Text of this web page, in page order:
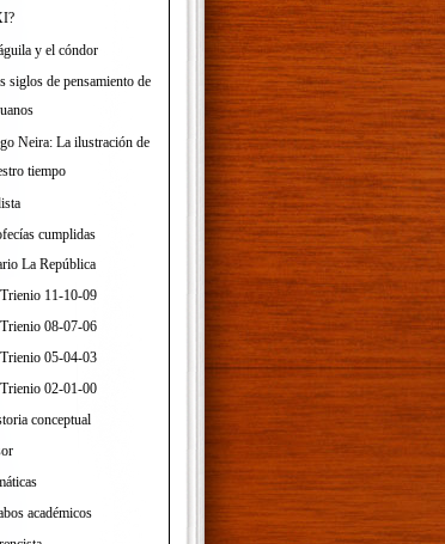
y el cóndor
siglos de pensamiento de
Neira: La ilustración de
tiempo
cumplidas
La República
Trienio 11-10-09
Trienio 08-07-06
Trienio 05-04-03
Trienio 02-01-00
conceptual
académicos